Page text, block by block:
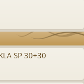
SP 30+30